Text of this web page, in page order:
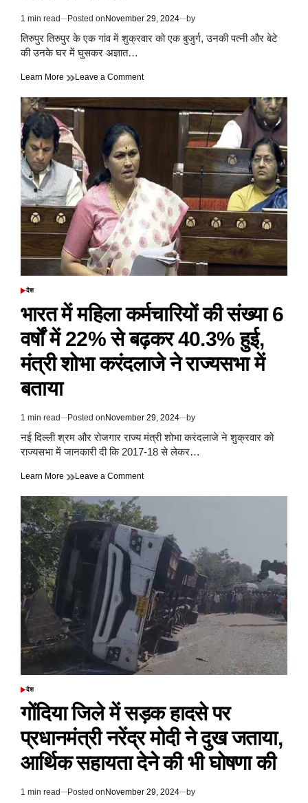
Estimated
read
time
1 min read Posted on November 29, 2024 by
तिरुपुर तिरुपुर के एक गांव में शुक्रवार को एक बुजुर्ग, उनकी पत्नी और बेटे
की उनके घर में घुसकर अज्ञात…
Learn More Leave a Commenton
घुसकर
के
घाट,
अज्ञात
लोगों
ने
धारदार
हथियारों
किया
वार
POSTED
देश
भारत में महिला कर्मचारियों की संख्या 6
वर्षों में 22% से बढ़कर 40.3% हुई,
मंत्री शोभा करंदलाजे ने राज्यसभा में
बताया
Estimated
read
time
1 min read Posted on November 29, 2024 by
नई दिल्ली श्रम और रोजगार राज्य मंत्री शोभा करंदलाजे ने शुक्रवार को
राज्यसभा में जानकारी दी कि 2017-18 से लेकर…
Learn More Leave a Commenton
कर्मचारियों
की
संख्या
वर्षों
में
22%
से
बढ़कर
40.3%
हुई,
मंत्री
शोभा
राज्यसभा
में
बताया
POSTED
देश
गोंदिया जिले में सड़क हादसे पर
प्रधानमंत्री नरेंद्र मोदी ने दुख जताया,
आर्थिक सहायता देने की भी घोषणा की
Estimated
1 min read Posted on November 29, 2024 by